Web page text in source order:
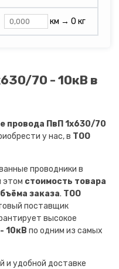
км → 0 кг
70 - 10кВ в
провода ПвП 1х630/70
у нас, в ТОО
проводники в
этом стоимость товара
заказа. ТОО
поставщик
высокое
10кВ по одним из самых
и удобной доставке